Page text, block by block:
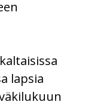
lapsia